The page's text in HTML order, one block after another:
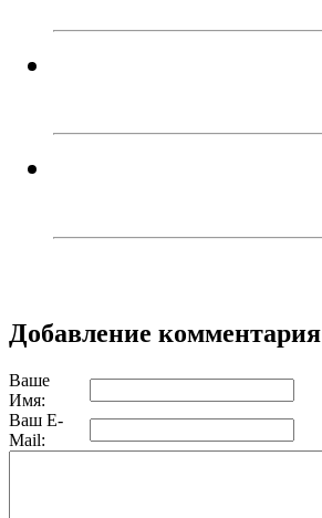
Добавление комментария
Ваше
Имя:
Ваш E-
Mail: